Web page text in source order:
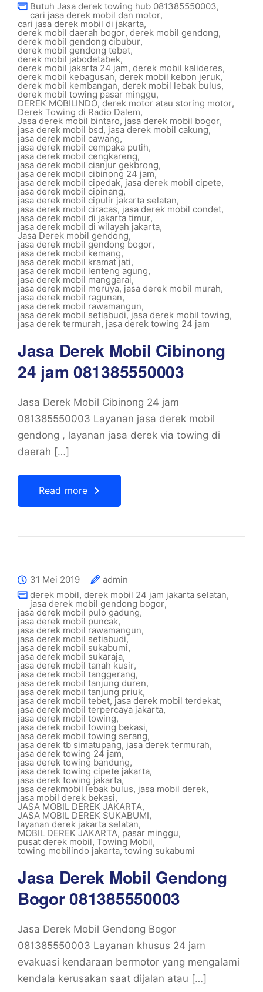
Butuh Jasa derek towing hub 081385550003,
cari jasa derek mobil dan motor,
cari jasa derek mobil di jakarta,
derek mobil daerah bogor, derek mobil gendong,
derek mobil gendong cibubur,
derek mobil gendong tebet,
derek mobil jabodetabek,
derek mobil jakarta 24 jam, derek mobil kalideres,
derek mobil kebagusan, derek mobil kebon jeruk,
derek mobil kembangan, derek mobil lebak bulus,
derek mobil towing pasar minggu,
DEREK MOBILINDO,derek motor atau storing motor,
Derek Towing di Radio Dalem,
Jasa derek mobil bintaro, jasa derek mobil bogor,
jasa derek mobil bsd, jasa derek mobil cakung,
jasa derek mobil cawang,
jasa derek mobil cempaka putih,
jasa derek mobil cengkareng,
jasa derek mobil cianjur gekbrong,
jasa derek mobil cibinong 24 jam,
jasa derek mobil cipedak, jasa derek mobil cipete,
jasa derek mobil cipinang,
jasa derek mobil cipulir jakarta selatan,
jasa derek mobil ciracas, jasa derek mobil condet,
jasa derek mobil di jakarta timur,
jasa derek mobil di wilayah jakarta,
Jasa Derek mobil gendong,
jasa derek mobil gendong bogor,
jasa derek mobil kemang,
jasa derek mobil kramat jati,
jasa derek mobil lenteng agung,
jasa derek mobil manggarai,
jasa derek mobil meruya, jasa derek mobil murah,
jasa derek mobil ragunan,
jasa derek mobil rawamangun,
jasa derek mobil setiabudi,jasa derek mobil towing,
jasa derek termurah, jasa derek towing 24 jam
Jasa Derek Mobil Cibinong
24 jam 081385550003
Jasa Derek Mobil Cibinong 24 jam
081385550003 Layanan jasa derek mobil
gendong , layanan jasa derek via towing di
daerah […]
Read more
31 Mei 2019
admin
derek mobil, derek mobil 24 jam jakarta selatan,
jasa derek mobil gendong bogor,
jasa derek mobil pulo gadung,
jasa derek mobil puncak,
jasa derek mobil rawamangun,
jasa derek mobil setiabudi,
jasa derek mobil sukabumi,
jasa derek mobil sukaraja,
jasa derek mobil tanah kusir,
jasa derek mobil tanggerang,
jasa derek mobil tanjung duren,
jasa derek mobil tanjung priuk,
jasa derek mobil tebet, jasa derek mobil terdekat,
jasa derek mobil terpercaya jakarta,
jasa derek mobil towing,
jasa derek mobil towing bekasi,
jasa derek mobil towing serang,
jasa derek tb simatupang, jasa derek termurah,
jasa derek towing 24 jam,
jasa derek towing bandung,
jasa derek towing cipete jakarta,
jasa derek towing jakarta,
jasa derekmobil lebak bulus, jasa mobil derek,
jasa mobil derek bekasi,
JASA MOBIL DEREK JAKARTA,
JASA MOBIL DEREK SUKABUMI,
layanan derek jakarta selatan,
MOBIL DEREK JAKARTA, pasar minggu,
pusat derek mobil, Towing Mobil,
towing mobilindo jakarta,towing sukabumi
Jasa Derek Mobil Gendong
Bogor 081385550003
Jasa Derek Mobil Gendong Bogor
081385550003 Layanan khusus 24 jam
evakuasi kendaraan bermotor yang mengalami
kendala kerusakan saat dijalan atau […]